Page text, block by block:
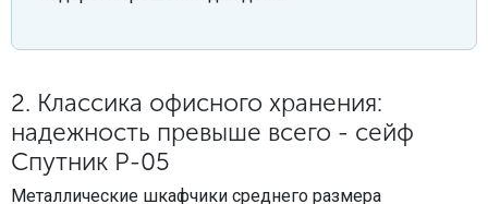
2. Классика офисного хранения:
надежность превыше всего - сейф
Спутник P-05
Металлические шкафчики среднего размера